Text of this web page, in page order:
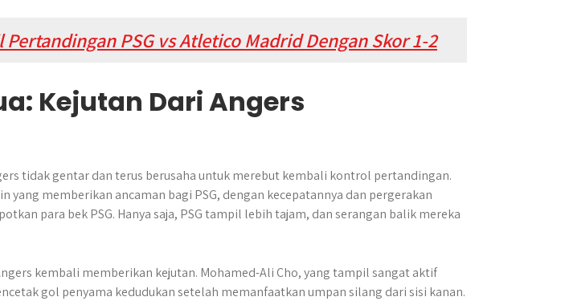
Pertandingan PSG vs Atletico Madrid Dengan Skor 1-2
Kejutan Dari Angers
tidak gentar dan terus berusaha untuk merebut kembali kontrol pertandingan.
yang memberikan ancaman bagi PSG, dengan kecepatannya dan pergerakan
para bek PSG. Hanya saja, PSG tampil lebih tajam, dan serangan balik mereka
kembali memberikan kejutan. Mohamed-Ali Cho, yang tampil sangat aktif
gol penyama kedudukan setelah memanfaatkan umpan silang dari sisi kanan.